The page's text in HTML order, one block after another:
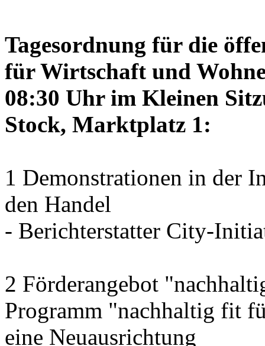
Tagesordnung für die
für Wirtschaft und
08:30 Uhr im Kleinen
Stock, Marktplatz 1:
1 Demonstrationen in der
den Handel
- Berichterstatter City-
2 Förderangebot
Programm "nachhaltig fit
eine Neuausrichtung